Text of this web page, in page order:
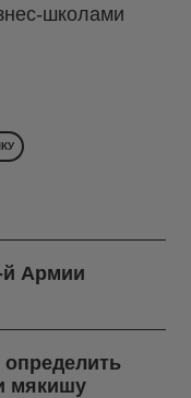
школами
й Армии
определить
мякишу